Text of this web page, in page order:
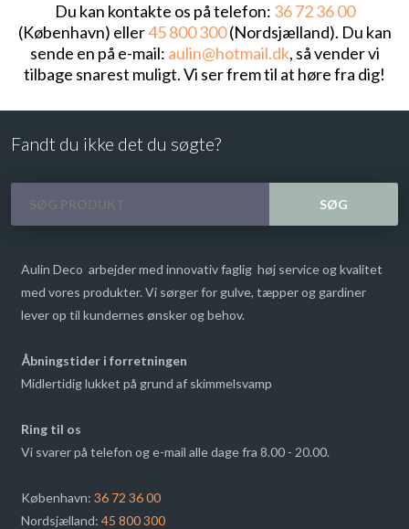
Du kan kontakte os på telefon: 36 72 36 00
(København) eller45 800 300(Nordsjælland). Du kan
sende en på e-mail: aulin@hotmail.dk, så vender vi
tilbage snarest muligt. Vi ser frem til at høre fra dig!​
Fandt du ikke det du søgte?​
Aulin Deco arbejder med innovativ faglig høj service og kvalitet
med vores produkter. Vi sørger for gulve, tæpper og gardiner
lever op til kundernes ønsker og behov.
​Åbningstider i forretningen
​Midlertidig lukket på grund af skimmelsvamp
Ring til os
​Vi svarer på telefon og e-mail alle dage fra 8.00 - 20.00.
​København:36 72 36 00
​Nordsjælland:45 800 300